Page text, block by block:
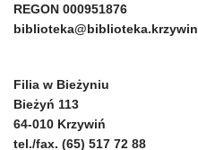
REGON 000951876
Filia w Bieżyniu
Bieżyń 113
64-010 Krzywiń
tel./fax. (65) 517 72 88